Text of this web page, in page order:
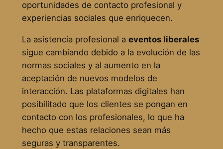
oportunidades de contacto profesional y
experiencias sociales que enriquecen.
La asistencia profesional a eventos liberales
sigue cambiando debido a la evolución de las
normas sociales y al aumento en la
aceptación de nuevos modelos de
interacción. Las plataformas digitales han
posibilitado que los clientes se pongan en
contacto con los profesionales, lo que ha
hecho que estas relaciones sean más
seguras y transparentes.